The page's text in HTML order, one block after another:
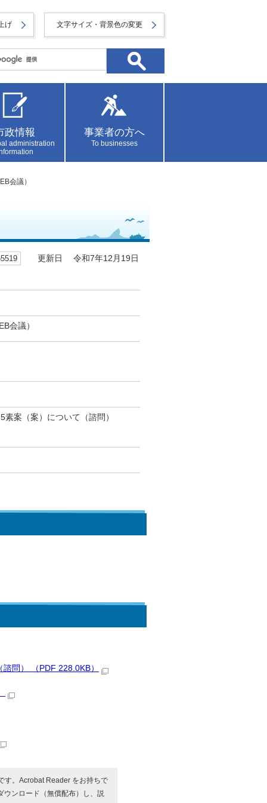
げ 文字サイズ・背景色の変更
政情報
administration
事業者の方へ
To businesses
会議）
更新日 令和7年12月19日
会議）
案（案）について（諮問）
問） （PDF 228.0KB）
す。Acrobat Reader をお持ちで
ウンロード（無償配布）し、説